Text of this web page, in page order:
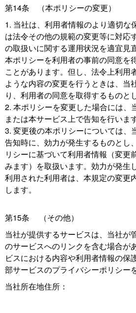
第14条 （本ポリシーの変更）
当社は、利用者情報のより適切な
は法令その他の規範の変更等に対応
の取扱いに関する運用状況を適宜見
本ポリシーを利用者の事前の同意を
ことがあります。但し、法令上利用
ような内容の変更を行うときは、当
り、利用者の同意を取得するものと
本ポリシーを変更した場合には、
または本サービス上で告知を行います
変更後の本ポリシーについては、
告知時に、効力が発生するものとし
リシーに基づいて利用者情報（変更
みます）を取扱います。効力が発生
利用された利用者は、本規定の変更
します。
第15条 （その他）
当社が提供するサービスは、当社が
のサービスへのリンクを含む場合が
ビスにおける内容や利用者情報の保
部サービスのプライバシーポリシー
当社所在地住所：